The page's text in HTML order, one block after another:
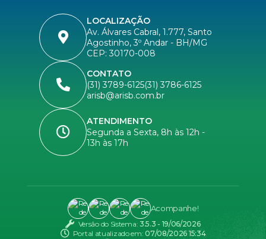
LOCALIZAÇÃO
Av. Álvares Cabral, 1.777, Santo
Agostinho, 3º Andar - BH/MG
CEP: 30170-008
CONTATO
(31) 3789-6125(31) 3786-6125
arisb@arisb.com.br
ATENDIMENTO
Segunda a Sexta, 8h às 12h -
13h às 17h
Versão do Sistema: 3.5.3 - 19/06/2026
Portal atualizado em:07/08/2026 15:34
Acompanhe!